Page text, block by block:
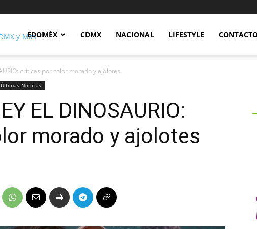
Notidex
EDOMÉX CDMX NACIONAL LIFESTYLE
críticas por color morado y ajolotes
Últimas Noticias
EL DINOSAURIO:
morado y ajolotes